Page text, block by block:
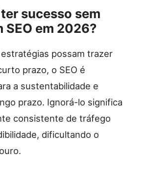
sucesso sem
SEO em 2026?
possam trazer
prazo, o SEO é
a sustentabilidade e
prazo. Ignorá-lo significa
consistente de tráfego
dificultando o